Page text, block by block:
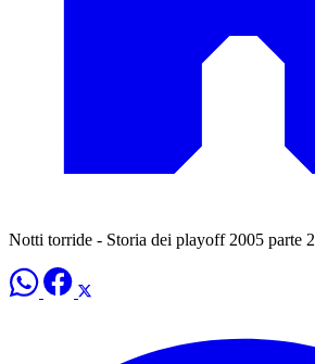
Notti torride - Storia dei playoff 2005 parte 2